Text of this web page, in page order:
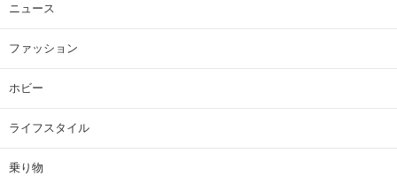
ニュース
ファッション
ホビー
ライフスタイル
乗り物